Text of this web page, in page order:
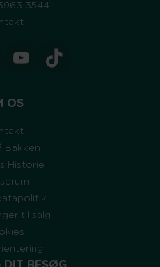
3544
OS
Bakken
Historie
til salg